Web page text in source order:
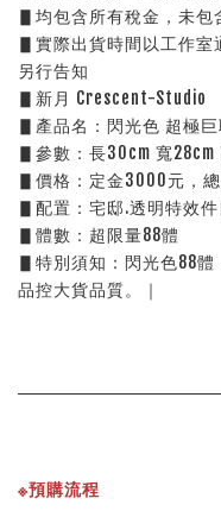
▋均包含所有稅金，未包
▋實際出貨時間以工作室
另行告知
▋新月 Crescent-Studio
▋產品名：閃光色 超極巨
▋參數：長30cm 寬28cm
▋價格：定金3000元，
▋配置：宅邸.透明特效件
▋體數：超限量88體
▋特別須知：閃光色88體
品控大貨品質。｜
※預購流程